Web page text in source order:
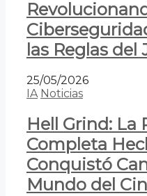
las Reglas del
25/05/2026
IA Noticias
Hell Grind: La
Completa
Conquistó
Mundo del